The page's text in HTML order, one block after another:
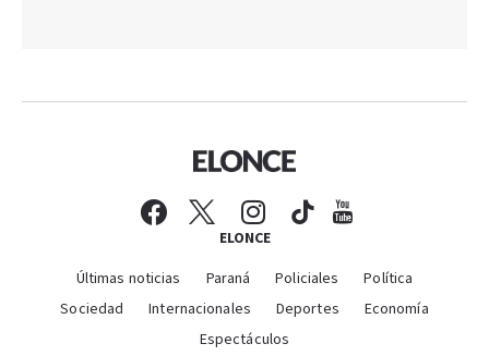
ELONCE
Últimas noticias Paraná Policiales
Política
Sociedad
Internacionales Deportes
Economía
Espectáculos